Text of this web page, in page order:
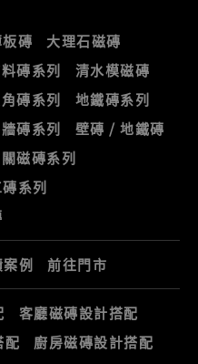
磚
大理石磁磚
磚系列
清水模磁磚
磚系列
地鐵磚系列
磚系列
壁磚 / 地鐵磚
磁磚系列
系列
例 前往門市
客廳磁磚設計搭配
配
廚房磁磚設計搭配